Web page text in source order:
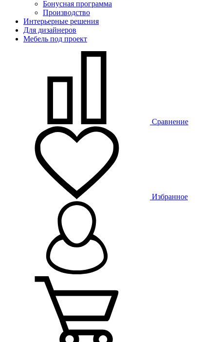
Бонусная программа
Производство
Интерьерные решения
Для дизайнеров
Мебель под проект
Сравнение
Избранное